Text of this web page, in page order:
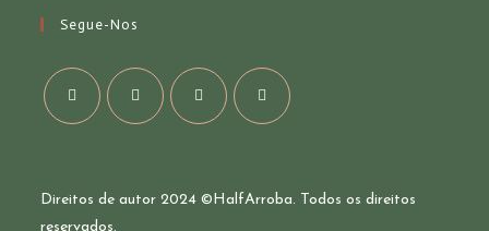
Segue-Nos
a
a
a
Direitos de autor 2024 ©HalfArroba. Todos os direitos
reservados.